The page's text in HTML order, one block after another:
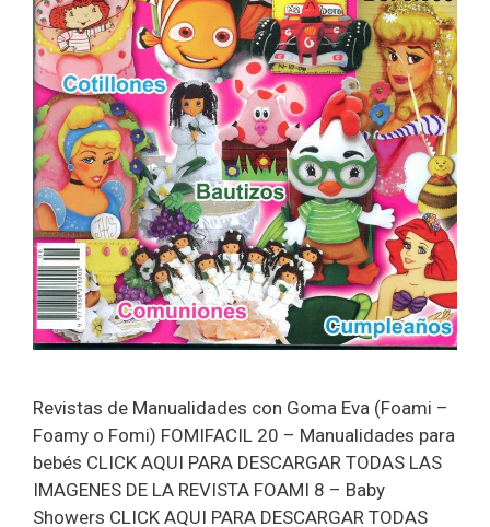
Revistas de Manualidades con Goma Eva (Foami –
Foamy o Fomi) FOMIFACIL 20 – Manualidades para
bebés CLICK AQUI PARA DESCARGAR TODAS LAS
IMAGENES DE LA REVISTA FOAMI 8 – Baby
Showers CLICK AQUI PARA DESCARGAR TODAS